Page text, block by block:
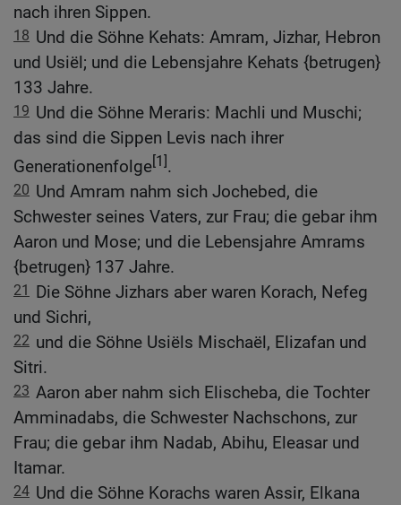
nach ihren Sippen.
18 Und die Söhne Kehats: Amram, Jizhar, Hebron
und Usiël; und die Lebensjahre Kehats {betrugen}
133 Jahre.
19 Und die Söhne Meraris: Machli und Muschi;
das sind die Sippen Levis nach ihrer
Generationenfolge[1].
20 Und Amram nahm sich Jochebed, die
Schwester seines Vaters, zur Frau; die gebar ihm
Aaron und Mose; und die Lebensjahre Amrams
{betrugen} 137 Jahre.
21
Die Söhne Jizhars aber waren Korach, Nefeg
und Sichri,
22 und die Söhne Usiëls Mischaël, Elizafan und
Sitri.
23 Aaron aber nahm sich Elischeba, die Tochter
Amminadabs, die Schwester Nachschons, zur
Frau; die gebar ihm Nadab, Abihu, Eleasar und
Itamar.
24 Und die Söhne Korachs waren Assir, Elkana